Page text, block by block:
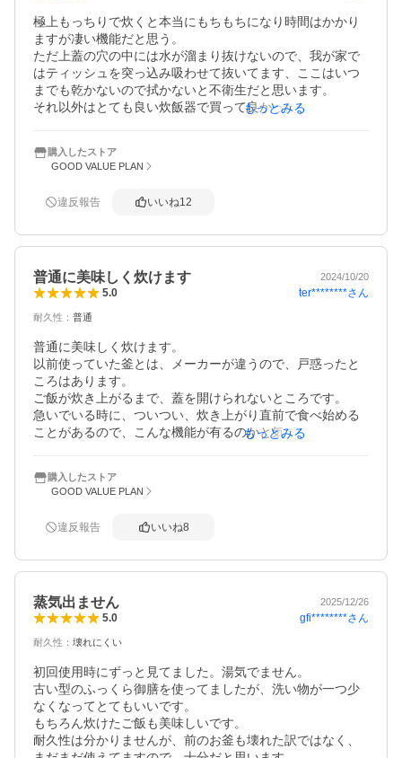
極上もっちりで炊くと本当にもちもちになり時間はかかり
ますが凄い機能だと思う。
ただ上蓋の穴の中には水が溜まり抜けないので、我が家で
はティッシュを突っ込み吸わせて抜いてます、ここはいつ
までも乾かないので拭かないと不衛生だと思います。
それ以外はとても良い炊飯器で買って良かったと思いま
もっとみる
購入したストア
GOOD VALUE PLAN
違反報告 いいね12
普通に美味しく炊けます 2024/10/20
5.0 ter********さん
耐久性 ： 普通
普通に美味しく炊けます。
以前使っていた釜とは、メーカーが違うので、戸惑ったと
ころはあります。
ご飯が炊き上がるまで、蓋を開けられないところです。
急いでいる時に、ついつい、炊き上がり直前で食べ始める
ことがあるので、こんな機能が有るのかと気づかされてし
もっとみる
購入したストア
GOOD VALUE PLAN
違反報告 いいね8
蒸気出ません 2025/12/26
5.0 gfi********さん
耐久性 ： 壊れにくい
初回使用時にずっと見てました。湯気でません。
古い型のふっくら御膳を使ってましたが、洗い物が一つ少
なくなってとてもいいです。
もちろん炊けたご飯も美味しいです。
耐久性は分かりませんが、前のお釜も壊れた訳ではなく、